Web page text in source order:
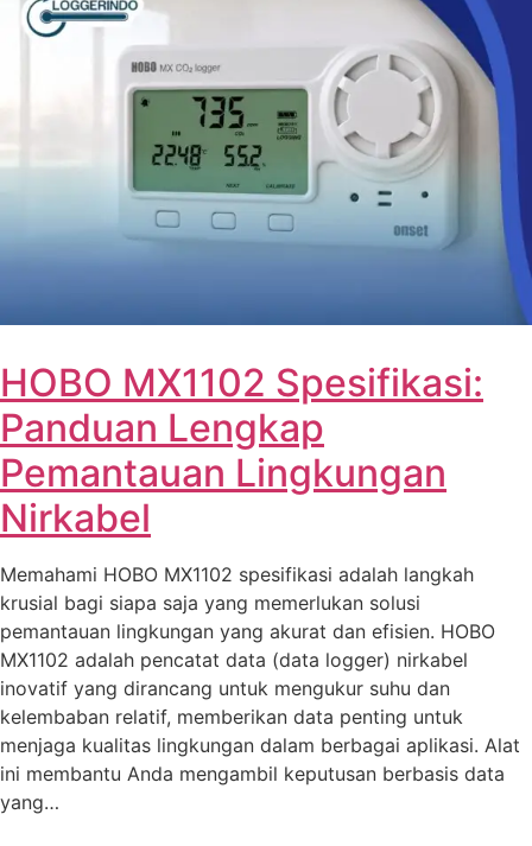
HOBO MX1102 Spesifikasi:
Panduan Lengkap
Pemantauan Lingkungan
Nirkabel
Memahami HOBO MX1102 spesifikasi adalah langkah
krusial bagi siapa saja yang memerlukan solusi
pemantauan lingkungan yang akurat dan efisien. HOBO
MX1102 adalah pencatat data (data logger) nirkabel
inovatif yang dirancang untuk mengukur suhu dan
kelembaban relatif, memberikan data penting untuk
menjaga kualitas lingkungan dalam berbagai aplikasi. Alat
ini membantu Anda mengambil keputusan berbasis data
yang…